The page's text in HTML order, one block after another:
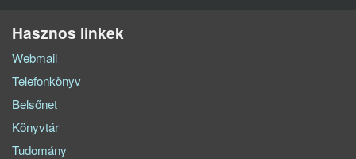
Hasznos linkek
Webmail
Telefonkönyv
Belsőnet
Könyvtár
Tudomány